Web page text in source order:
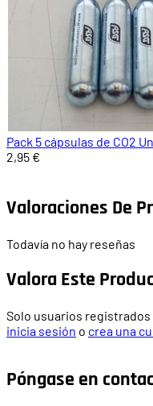
Pack 5 cápsulas de CO2
2,95 €
Valoraciones De
Todavía no hay reseñas
Valora Este
Solo usuarios
inicia sesión o crea una
Póngase en